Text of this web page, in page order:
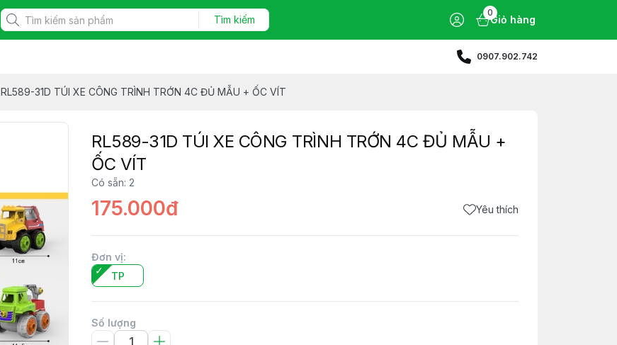
Tìm kiếm
0
Giỏ hàng
0907.902.742
RL589-31D TÚI XE CÔNG TRÌNH TRỚN 4C ĐỦ MẪU + ỐC VÍT
RL589-31D TÚI XE CÔNG TRÌNH TRỚN 4C ĐỦ MẪU +
ỐC VÍT
Có sẵn: 2
175.000đ Yêu thích
Đơn vị:
TP
Số lượng